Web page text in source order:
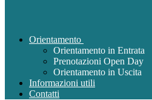
Orientamento
Orientamento in Entrata
Prenotazioni Open Day
Orientamento in Uscita
Informazioni utili
Contatti